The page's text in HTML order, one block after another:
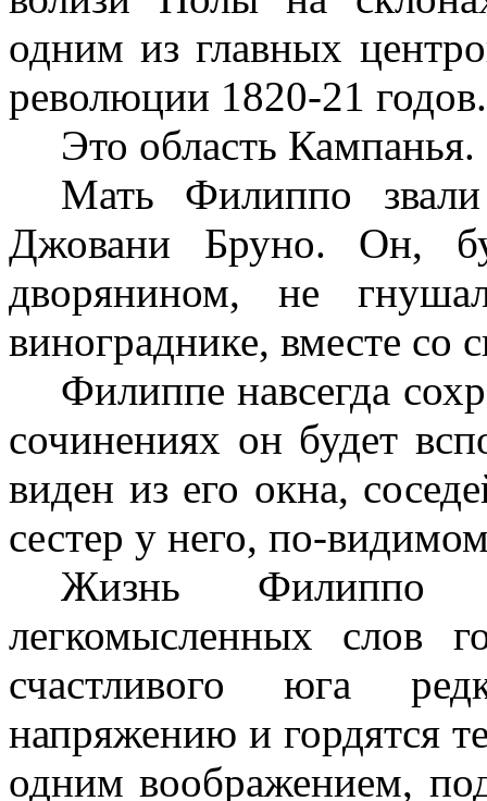
одним из главных
революции 1820‑21
Это область Кампанья.
Мать Филиппо
Джовани Бруно. Он,
дворянином, не
винограднике, вместе со
Филиппе навсегда
сочинениях он будет
виден из его окна,
сестер у него,
Жизнь Филиппо
легкомысленных слов
счастливого юга
напряжению и гордятся
одним воображением,